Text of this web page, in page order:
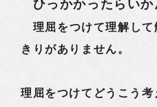
ひっかかったらいか
理屈をつけて理解して
きりがありません。
理屈をつけてどうこう考